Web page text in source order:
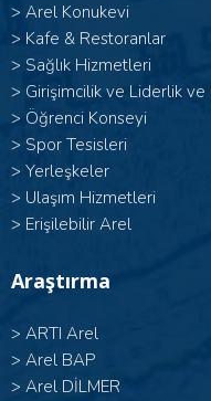
> Arel Konukevi
> Kafe & Restoranlar
> Sağlık Hizmetleri
> Girişimcilik ve Liderlik ve
> Öğrenci Konseyi
> Spor Tesisleri
> Yerleşkeler
> Ulaşım Hizmetleri
> Erişilebilir Arel
Araştırma
> ARTI Arel
> Arel BAP
> Arel DİLMER